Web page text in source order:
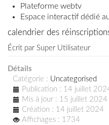
Plateforme webtv
Espace interactif dédié
calendrier des
Écrit par Super Utilisateur
Détails
Catégorie : Uncategorised
Publication : 14 juillet
Mis à jour : 15 juillet 2024
Création : 14 juillet 2024
Affichages : 1734